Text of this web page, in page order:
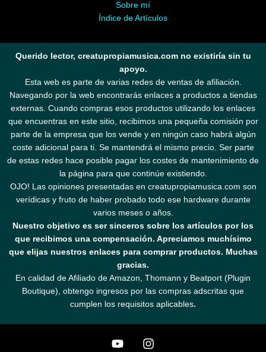
Sobre mí
Índice de Artículos
Querido lector, creatupropiamusica.com no existiría sin tu
apoyo.
Esta web es parte de varias redes de ventas de afiliación.
Navegando por la web encontrarás enlaces a productos a tiendas
externas. Cuando compras esos productos utilizando los enlaces
que encuentras en este sitio, recibimos una pequeña comisión por
parte de la empresa que los vende y en ningún caso habrá algún
coste adicional para ti. Se mantendrá el mismo precio. Ser parte
de estas redes hace posible pagar los costes de mantenimiento de
la página para que continúe existiendo.
OJO! Las opiniones presentadas en creatupropiamusica.com son
verídicas y fruto de haber probado todo ese hardware durante
varios meses o años.
Nuestro objetivo es ser sinceros sobre los artículos por los
que recibimos una compensación. Apreciamos muchísimo
que elijas nuestros enlaces para comprar productos. Muchas
gracias.
En calidad de Afiliado de Amazon, Thomann y Beatport (Plugin
Boutique), obtengo ingresos por las compras adscritas que
cumplen los requisitos aplicables.